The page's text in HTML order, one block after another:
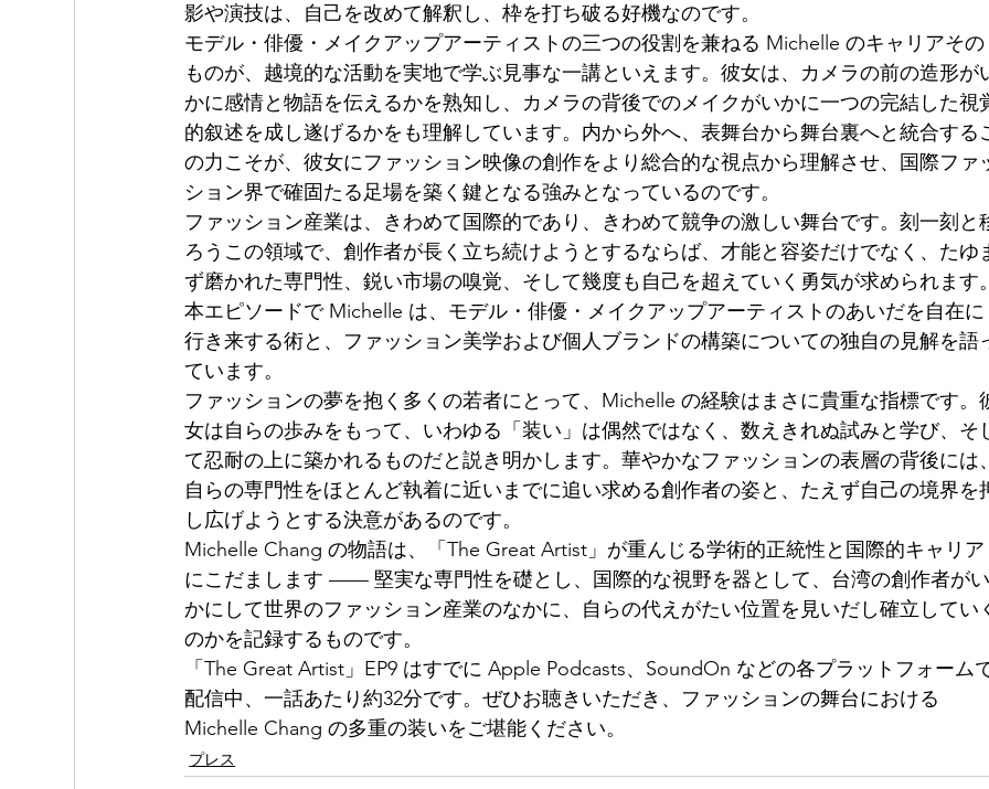
影や演技は、自己を改めて解釈し、枠を打ち破る好機なのです。
モデル・俳優・メイクアップアーティストの三つの役割を兼ねる Michelle のキャリアその
ものが、越境的な活動を実地で学ぶ見事な一講といえます。彼女は、カメラの前の造形が
かに感情と物語を伝えるかを熟知し、カメラの背後でのメイクがいかに一つの完結した視
的叙述を成し遂げるかをも理解しています。内から外へ、表舞台から舞台裏へと統合する
の力こそが、彼女にファッション映像の創作をより総合的な視点から理解させ、国際ファ
ション界で確固たる足場を築く鍵となる強みとなっているのです。
ファッション産業は、きわめて国際的であり、きわめて競争の激しい舞台です。刻一刻と
ろうこの領域で、創作者が長く立ち続けようとするならば、才能と容姿だけでなく、たゆ
ず磨かれた専門性、鋭い市場の嗅覚、そして幾度も自己を超えていく勇気が求められます。
本エピソードで Michelle は、モデル・俳優・メイクアップアーティストのあいだを自在に
行き来する術と、ファッション美学および個人ブランドの構築についての独自の見解を語
ています。
ファッションの夢を抱く多くの若者にとって、Michelle の経験はまさに貴重な指標です。
女は自らの歩みをもって、いわゆる「装い」は偶然ではなく、数えきれぬ試みと学び、そ
て忍耐の上に築かれるものだと説き明かします。華やかなファッションの表層の背後には、
自らの専門性をほとんど執着に近いまでに追い求める創作者の姿と、たえず自己の境界を
し広げようとする決意があるのです。
Michelle Chang の物語は、「The Great Artist」が重んじる学術的正統性と国際的キャリア
にこだまします —— 堅実な専門性を礎とし、国際的な視野を器として、台湾の創作者がい
かにして世界のファッション産業のなかに、自らの代えがたい位置を見いだし確立してい
のかを記録するものです。
「The Great Artist」EP9 はすでに Apple Podcasts、SoundOn などの各プラットフォーム
配信中、一話あたり約32分です。ぜひお聴きいただき、ファッションの舞台における
Michelle Chang の多重の装いをご堪能ください。
プレス